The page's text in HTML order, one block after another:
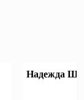
Надежда Щ.